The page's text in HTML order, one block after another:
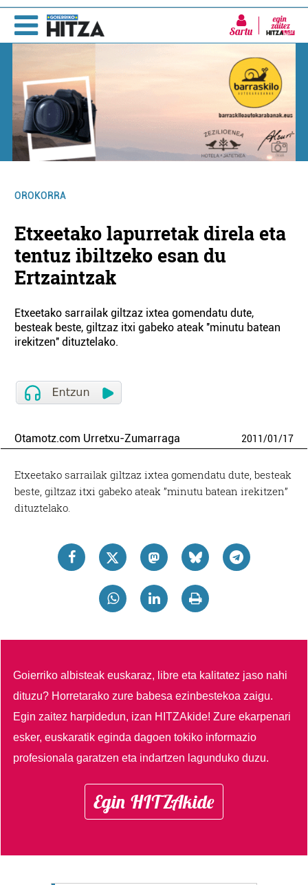
Sartu
OROKORRA
Etxeetako lapurretak direla eta
tentuz ibiltzeko esan du
Ertzaintzak
Etxeetako sarrailak giltzaz ixtea gomendatu dute,
besteak beste, giltzaz itxi gabeko ateak ''minutu batean
irekitzen'' dituztelako.
Otamotz.com Urretxu-Zumarraga 2011/01/17
Etxeetako sarrailak giltzaz ixtea gomendatu dute, besteak
beste, giltzaz itxi gabeko ateak ”minutu batean irekitzen”
dituztelako.
Goierriko albisteak euskaraz, libre eta kalitatez jaso nahi
dituzu? Horretarako zure babesa ezinbestekoa zaigu.
Egin zaitez harpidedun, izan HITZAkide!Zure ekarpenari
esker, euskaratik eginda dagoen tokiko informazio
profesionala garatzen eta indartzen lagunduko duzu.
Egin HITZAkide